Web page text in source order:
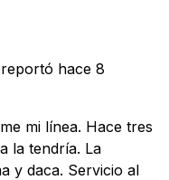
hace 8
mi línea. Hace tres
la tendría. La
y daca. Servicio al